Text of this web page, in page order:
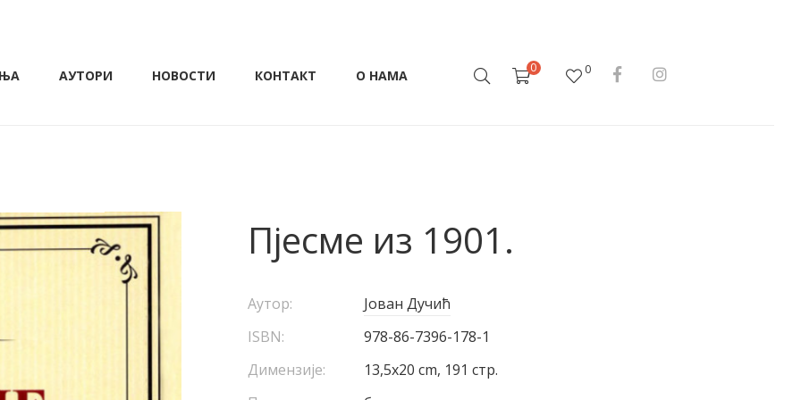
АУТОРИ НОВОСТИ КОНТАКТ О НАМА 0 0
Пјесме из 1901.
Аутор:
Јован Дучић
ISBN:
978-86-7396-178-1
Димензије:
13,5х20 cm, 191 стр.